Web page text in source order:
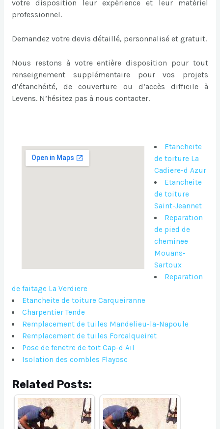
votre disposition leur expérience et leur matériel
professionnel.
Demandez votre devis détaillé, personnalisé et gratuit.
Nous restons à votre entière disposition pour tout
renseignement supplémentaire pour vos projets
d’étanchéité, de couverture ou d’accès difficile à
Levens. N’hésitez pas à nous contacter.
Etancheite
de toiture La
Cadiere-d Azur
Etancheite
de toiture
Saint-Jeannet
Reparation
de pied de
cheminee
Mouans-
Sartoux
Reparation
de faitage La Verdiere
Etancheite de toiture Carqueiranne
Charpentier Tende
Remplacement de tuiles Mandelieu-la-Napoule
Remplacement de tuiles Forcalqueiret
Pose de fenetre de toit Cap-d Ail
Isolation des combles Flayosc
Related Posts: